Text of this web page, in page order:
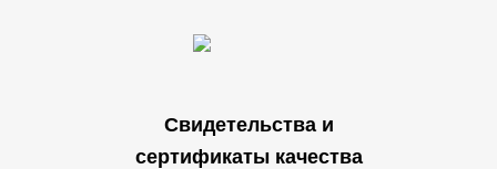
Свидетельства и
сертификаты качества